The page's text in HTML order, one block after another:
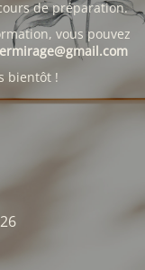
de préparation.
vous pouvez
bientôt !